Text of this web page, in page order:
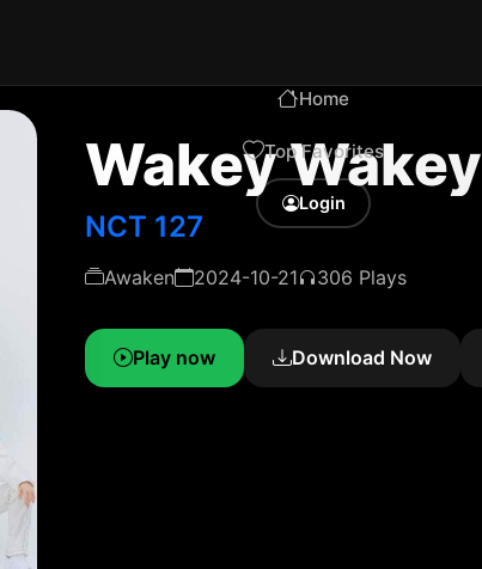
Home
Top Favorites
Login
Wakey Wakey
NCT 127
Awaken 2024-10-21 306 Plays
Play now Download Now